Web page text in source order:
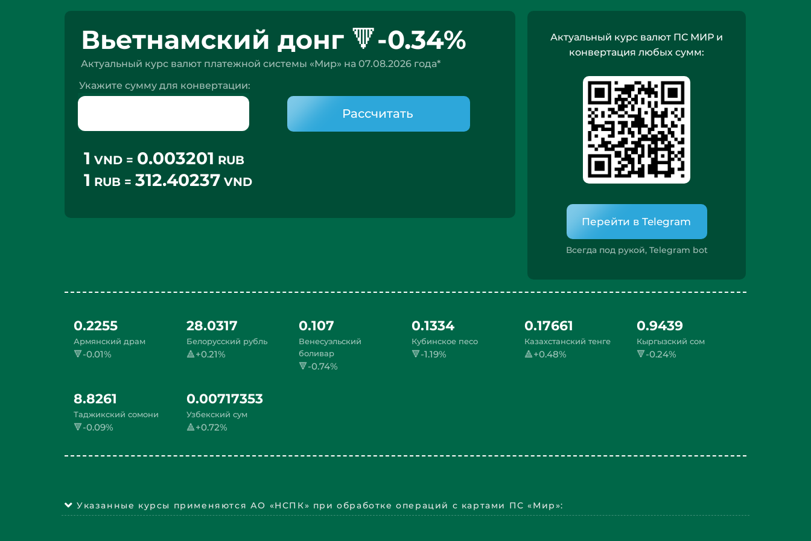
Вьетнамский донг 🔻-0.34%
Актуальный курс валют платежной системы «Мир» на 07.08.2026 года*
Укажите сумму для конвертации:
Рассчитать
1 VND = 0.003201 RUB
1 RUB = 312.40237 VND
Актуальный курс валют ПС МИР и
конвертация любых сумм:
Перейти в Telegram
Всегда под рукой, Telegram bot
0.2255
Армянский драм
🔻-0.01%
28.0317
Белорусский рубль
🔺+0.21%
0.107
Венесуэльский
боливар
🔻-0.74%
0.1334
Кубинское песо
🔻-1.19%
0.17661
Казахстанский тенге
🔺+0.48%
0.9439
Кыргызский сом
🔻-0.24%
8.8261
Таджикский сомони
🔻-0.09%
0.00717353
Узбекский сум
🔺+0.72%
Указанные курсы применяются АО «НСПК» при обработке операций с картами ПС «Мир»: